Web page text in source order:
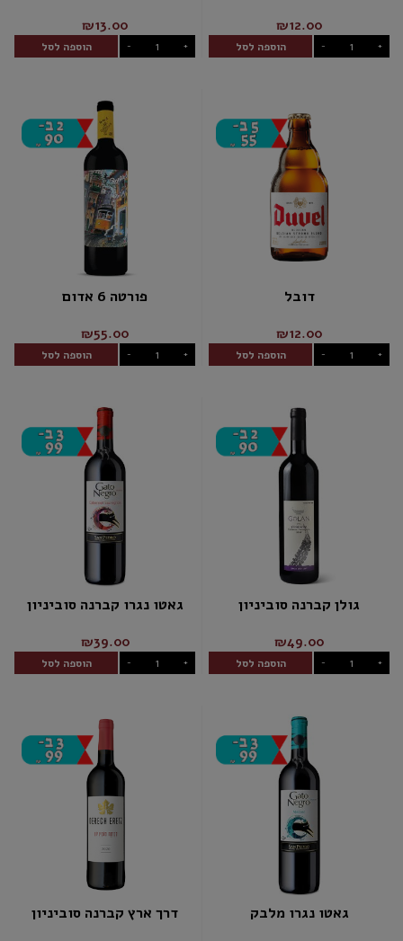
₪12.00
- + הוספה לסל
₪13.00
- + הוספה לסל
דובל
₪12.00
- + הוספה לסל
פורטה 6 אדום
₪55.00
- + הוספה לסל
גולן קברנה סוביניון
₪49.00
- + הוספה לסל
גאטו נגרו קברנה סוביניון
₪39.00
- + הוספה לסל
גאטו נגרו מלבק דרך ארץ קברנה סוביניון